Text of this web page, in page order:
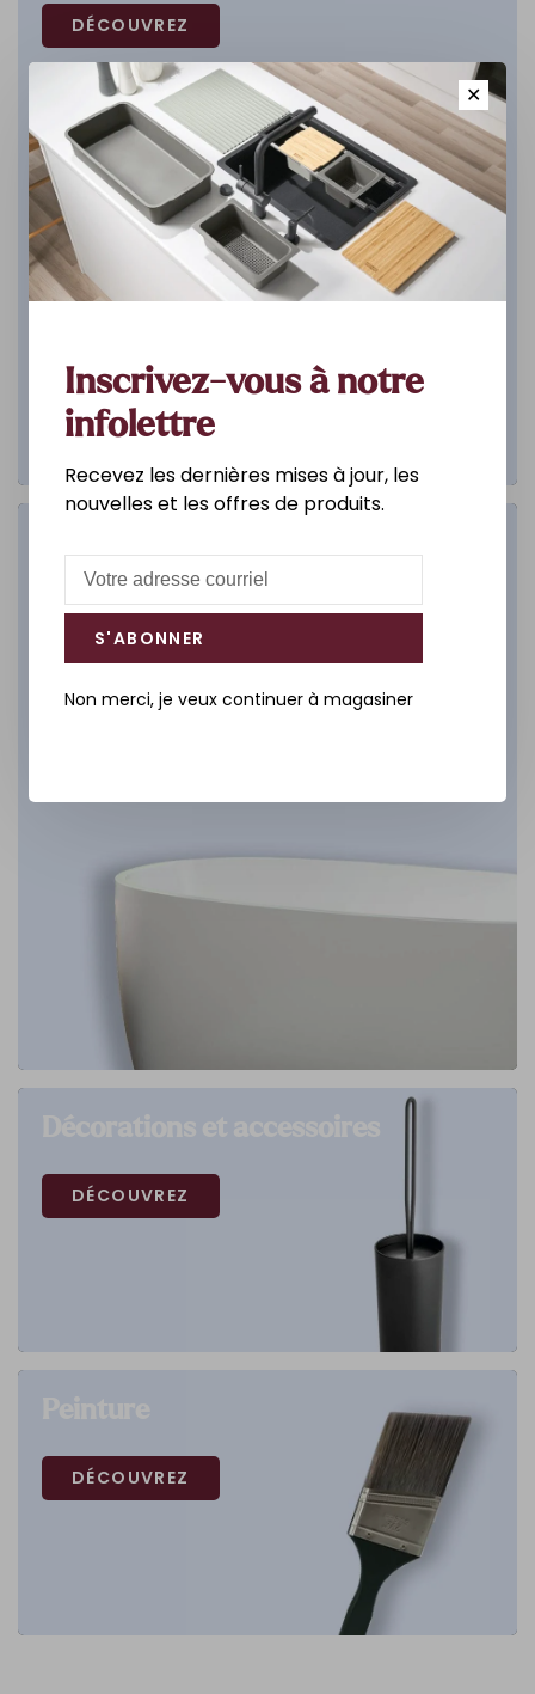
DÉCOUVREZ
DÉCOUVREZ
DÉCOUVREZ
DÉCOUVREZ
✕
Inscrivez-vous à notre
infolettre
Recevez les dernières mises à jour, les
nouvelles et les offres de produits.
S'ABONNER
Non merci, je veux continuer à magasiner